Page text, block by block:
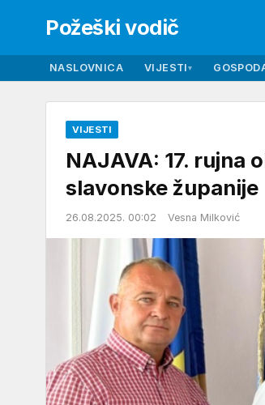
Požeški vodič
NASLOVNICA VIJESTI▾
VIJESTI
NAJAVA: 17. rujna
slavonske županije
26.08.2025. 00:02 Vesna Milković